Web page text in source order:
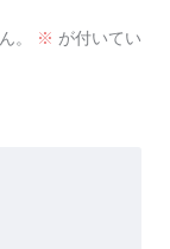
。 ※ が付いてい